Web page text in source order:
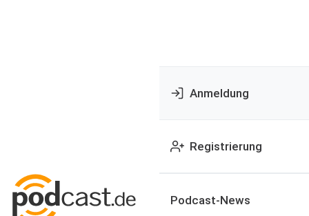
Anmeldung
Registrierung
Podcast-News